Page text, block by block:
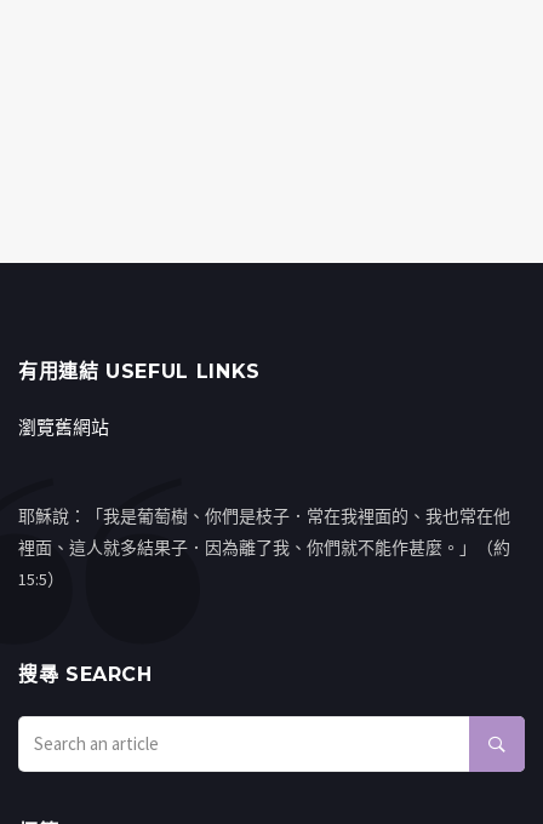
有用連結 USEFUL LINKS
瀏覽舊網站
耶穌說：「我是葡萄樹、你們是枝子．常在我裡面的、我也常在他
裡面、這人就多結果子．因為離了我、你們就不能作甚麼。」（約
15:5）
搜㝷 SEARCH